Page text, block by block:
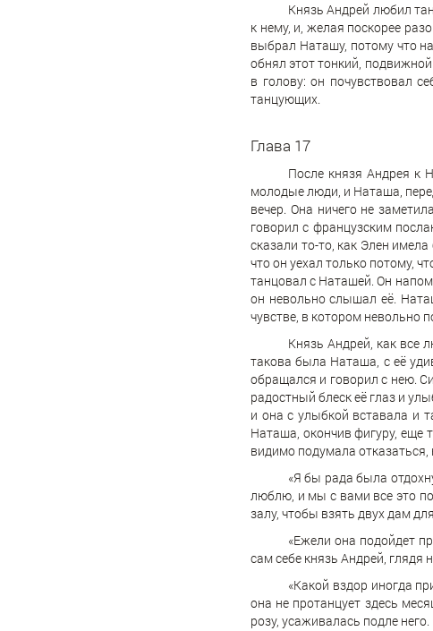
Князь Андрей любил
к нему, и, желая поскорее
выбрал Наташу, потому что
обнял этот тонкий,
в голову: он почувствовал
танцующих.
Глава 17
После князя Андрея к
молодые люди, и Наташа,
вечер. Она ничего не
говорил с французским
сказали то-то, как Элен
что он уехал только потому,
танцовал с Наташей. Он
он невольно слышал её.
чувстве, в котором невольно
Князь Андрей, как все
такова была Наташа, с её
обращался и говорил с нею.
радостный блеск её глаз и
и она с улыбкой вставала и
Наташа, окончив фигуру, еще
видимо подумала
«Я бы рада была
люблю, и мы с вами все это
залу, чтобы взять двух дам
«Ежели она подойдет
сам себе князь Андрей, глядя
«Какой вздор иногда
она не протанцует здесь
розу, усаживалась подле него.